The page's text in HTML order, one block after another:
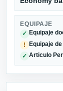
EQUIPAJE
✓ Equipaje
! Equipaje
✓ Articulo